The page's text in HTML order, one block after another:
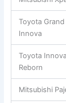
Toyota Grand
Innova
Toyota Innova
Reborn
Mitsubishi